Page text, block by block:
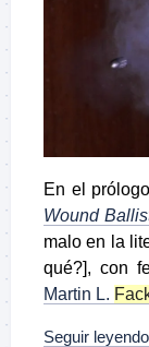
En el
Wound
malo en la
qué?], con
Martin L.
Seguir